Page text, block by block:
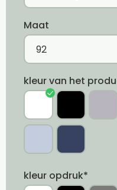
Maat
kleur van het
kleur opdruk*